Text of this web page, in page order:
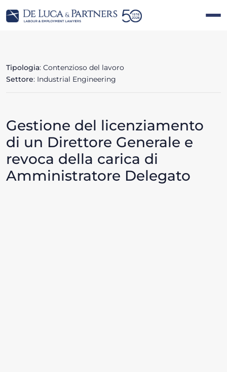
Tipologia: Contenzioso del lavoro
Settore: Industrial Engineering
Gestione del licenziamento
di un Direttore Generale e
revoca della carica di
Amministratore Delegato